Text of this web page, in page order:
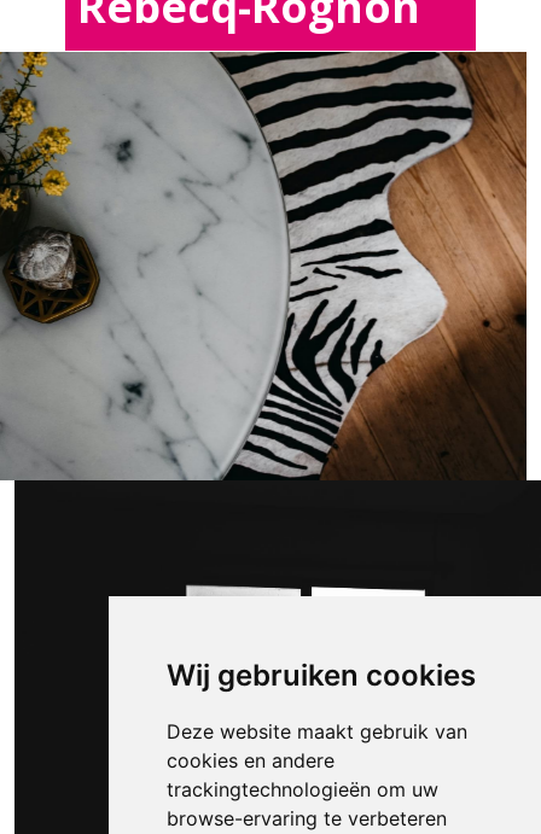
Wij gebruiken cookies
Deze website maakt gebruik van
cookies en andere
trackingtechnologieën om uw
browse-ervaring te verbeteren